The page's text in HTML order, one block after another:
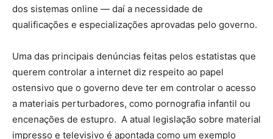
dos sistemas online — daí a necessidade de
qualificações e especializações aprovadas pelo governo.
Uma das principais denúncias feitas pelos estatistas que
querem controlar a internet diz respeito ao papel
ostensivo que o governo deve ter em controlar o acesso
a materiais perturbadores, como pornografia infantil ou
encenações de estupro. A atual legislação sobre material
impresso e televisivo é apontada como um exemplo